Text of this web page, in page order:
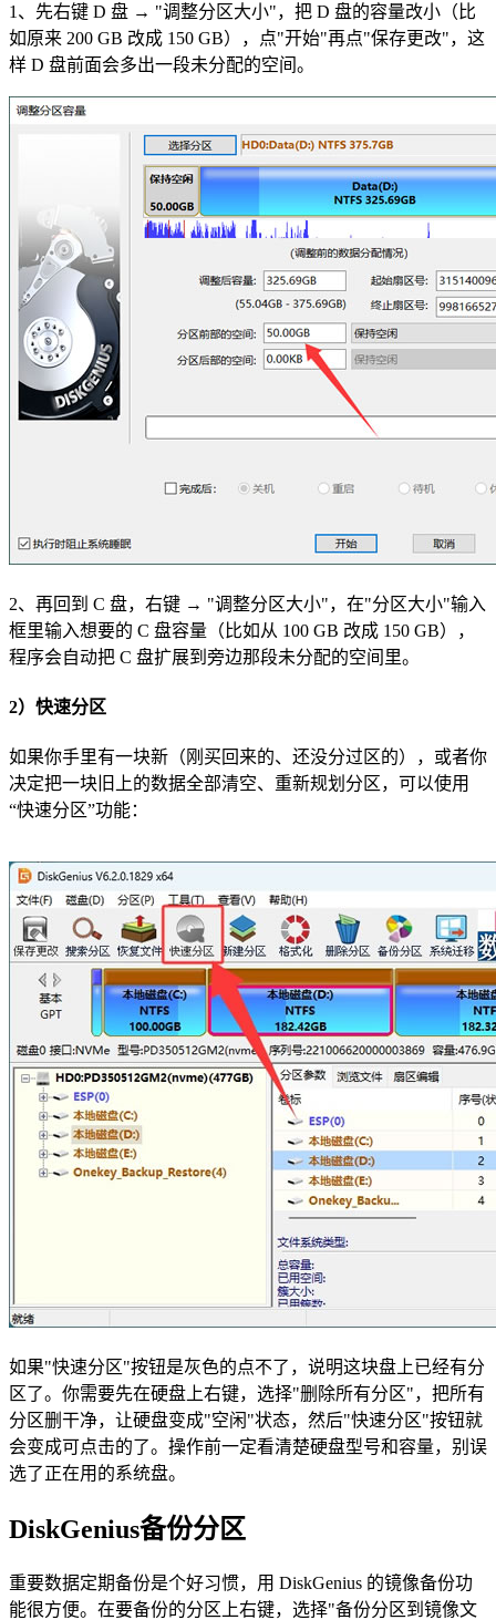
1、先右键 D 盘 → "调整分区大小"，把 D 盘的容量改小（比
如原来 200 GB 改成 150 GB），点"开始"再点"保存更改"，这
样 D 盘前面会多出一段未分配的空间。
2、再回到 C 盘，右键 → "调整分区大小"，在"分区大小"输入
框里输入想要的 C 盘容量（比如从 100 GB 改成 150 GB），
程序会自动把 C 盘扩展到旁边那段未分配的空间里。
2）快速分区
如果你手里有一块新（刚买回来的、还没分过区的），或者你
决定把一块旧上的数据全部清空、重新规划分区，可以使用
“快速分区”功能：
如果"快速分区"按钮是灰色的点不了，说明这块盘上已经有分
区了。你需要先在硬盘上右键，选择"删除所有分区"，把所有
分区删干净，让硬盘变成"空闲"状态，然后"快速分区"按钮就
会变成可点击的了。操作前一定看清楚硬盘型号和容量，别误
选了正在用的系统盘。
DiskGenius备份分区
重要数据定期备份是个好习惯，用 DiskGenius 的镜像备份功
能很方便。在要备份的分区上右键，选择"备份分区到镜像文